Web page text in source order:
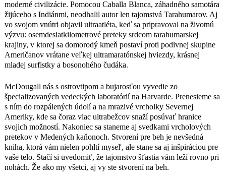
bujarosťou vyvedie zo
špecializovaných vedeckých laboratórií
na Harvarde. Prenesieme sa s ním do
rozpálených údolí a na mrazivé
vrcholky Severnej Ameriky, kde sa
čoraz viac ultrabežcov snaží posúvať
hranice svojich možností. Nakoniec sa
pretekov v Medených kaňonoch.
Stvorení pre beh je nevšedná kniha,
ktorá vám nielen pohltí myseľ, ale
stane sa aj inšpiráciou pre vaše telo.
Stačí si uvedomiť, že tajomstvo šťastia
vám leží rovno pri nohách. Že ako my
všetci, aj vy ste stvorení na beh.
moderné civilizácie. Pomocou Caballa Blanca, záhadného samotára
žijúceho s Indiánmi, neodhalil autor len tajomstvá Tarahumarov. Aj
vo svojom vnútri objavil ultraatléta, keď sa pripravoval na životnú
výzvu: osemdesiatkilometrové preteky srdcom tarahumarskej
krajiny, v ktorej sa domorodý kmeň postaví proti podivnej skupine
Američanov vrátane veľkej ultramaratónskej hviezdy, krásnej
mladej surfistky a bosonohého čudáka.
McDougall nás s ostrovtipom a bujarosťou vyvedie zo
špecializovaných vedeckých laboratórií na Harvarde. Prenesieme sa
s ním do rozpálených údolí a na mrazivé vrcholky Severnej
Ameriky, kde sa čoraz viac ultrabežcov snaží posúvať hranice
svojich možností. Nakoniec sa staneme aj svedkami vrcholových
pretekov v Medených kaňonoch. Stvorení pre beh je nevšedná
kniha, ktorá vám nielen pohltí myseľ, ale stane sa aj inšpiráciou pre
vaše telo. Stačí si uvedomiť, že tajomstvo šťastia vám leží rovno pri
nohách. Že ako my všetci, aj vy ste stvorení na beh.